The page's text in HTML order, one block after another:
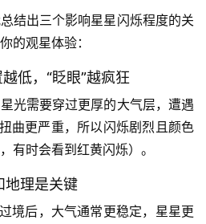
结出三个影响星星闪烁程度的关
的观星体验：
低，“眨眼”越疯狂
光需要穿过更厚的大气层，遭遇
曲更严重，所以闪烁剧烈且颜色
有时会看到红黄闪烁）。
地理是关键
境后，大气通常更稳定，星星更